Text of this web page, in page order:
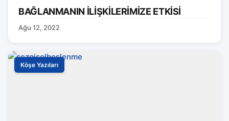
BAĞLANMANIN İLİŞKİLERİMİZE ETKİSİ
Ağu 12, 2022
Köşe Yazıları